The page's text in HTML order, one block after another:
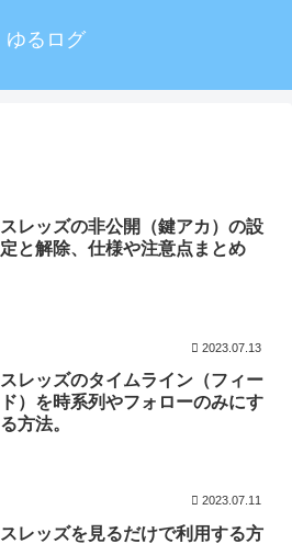
ゆるログ
スレッズの非公開（鍵アカ）の設
定と解除、仕様や注意点まとめ
2023.07.13
スレッズのタイムライン（フィー
ド）を時系列やフォローのみにす
る方法。
2023.07.11
スレッズを見るだけで利用する方